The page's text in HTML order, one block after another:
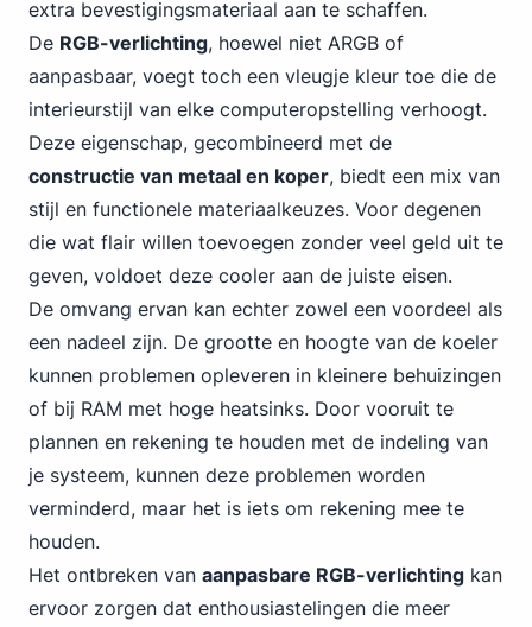
extra bevestigingsmateriaal aan te schaffen.
De RGB-verlichting, hoewel niet ARGB of
aanpasbaar, voegt toch een vleugje kleur toe die de
interieurstijl van elke computeropstelling verhoogt.
Deze eigenschap, gecombineerd met de
constructie van metaal en koper, biedt een mix van
stijl en functionele materiaalkeuzes. Voor degenen
die wat flair willen toevoegen zonder veel geld uit te
geven, voldoet deze cooler aan de juiste eisen.
De omvang ervan kan echter zowel een voordeel als
een nadeel zijn. De grootte en hoogte van de koeler
kunnen problemen opleveren in kleinere behuizingen
of bij RAM met hoge heatsinks. Door vooruit te
plannen en rekening te houden met de indeling van
je systeem, kunnen deze problemen worden
verminderd, maar het is iets om rekening mee te
houden.
Het ontbreken van aanpasbare RGB-verlichting kan
ervoor zorgen dat enthousiastelingen die meer